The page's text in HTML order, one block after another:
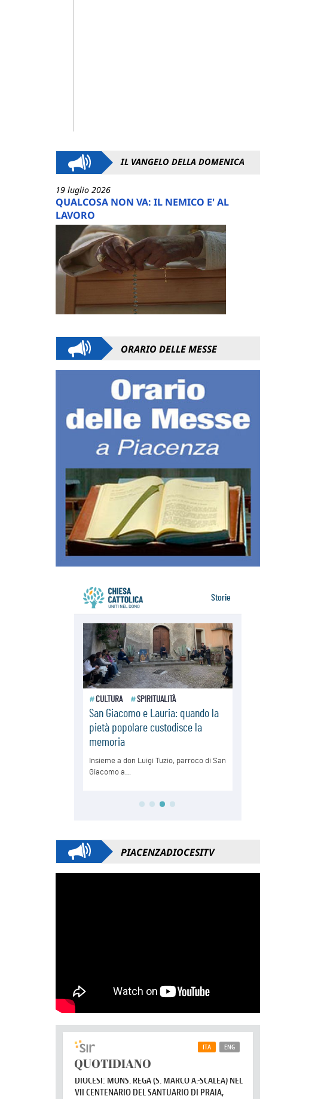
IL VANGELO DELLA DOMENICA
19 luglio 2026
QUALCOSA NON VA: IL NEMICO E' AL
LAVORO
ORARIO DELLE MESSE
PIACENZADIOCESITV